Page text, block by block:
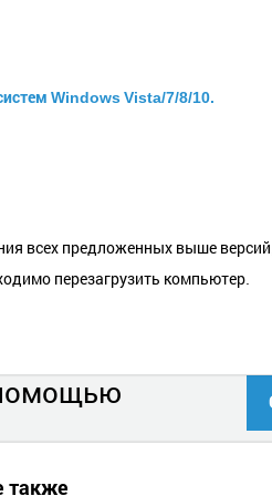
Windows Vista/7/8/10.
всех предложенных выше
перезагрузить компьютер.
также